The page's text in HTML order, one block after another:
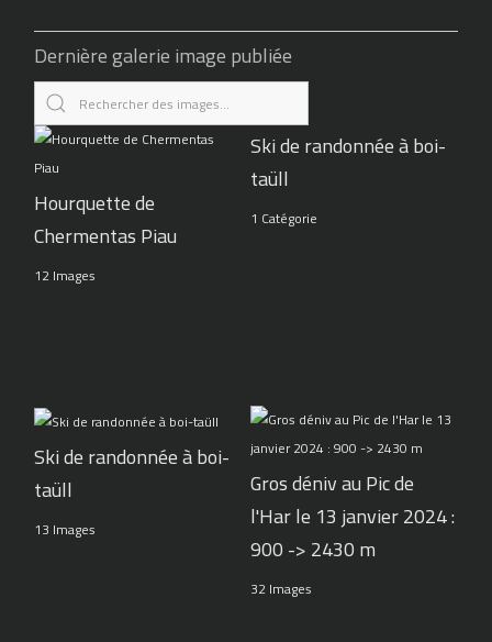
Dernière galerie image publiée
Hourquette de
Chermentas Piau
12 Images
Ski de randonnée à boi-
taüll
1 Catégorie
Ski de randonnée à boi-
taüll
13 Images
Gros déniv au Pic de
l'Har le 13 janvier 2024 :
900 -> 2430 m
32 Images